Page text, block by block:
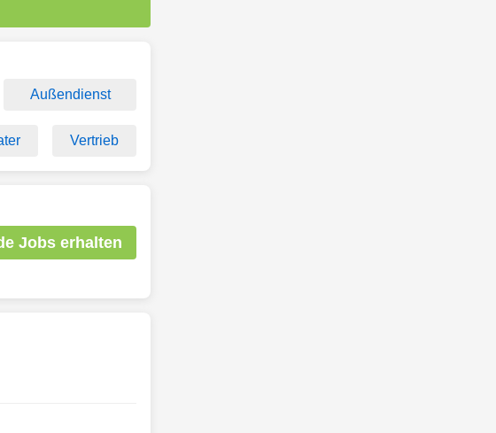
Außendienst
Vertrieb
Jobs erhalten